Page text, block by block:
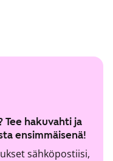
hakuvahti ja
ensimmäisenä!
sähköpostiisi,